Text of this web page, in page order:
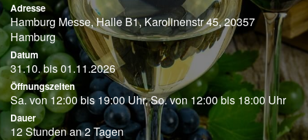
Adresse
Hamburg Messe, Halle B1, Karolinenstr 45, 20357
Hamburg
Datum
31.10. bis 01.11.2026
Öffnungszeiten
Sa. von 12:00 bis 19:00 Uhr, So. von 12:00 bis 18:00 Uhr
Dauer
12 Stunden an 2 Tagen